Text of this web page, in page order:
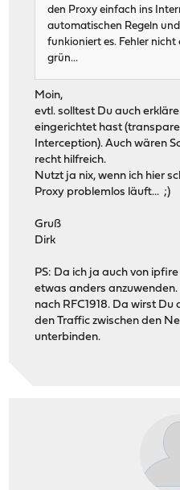
den Proxy einfach ins
automatischen Regeln
funkioniert es. Fehler nicht
grün...
Moin,
evtl. solltest Du auch
eingerichtet hast
Interception). Auch wären
recht hilfreich.
Nutzt ja nix, wenn ich hier
Proxy problemlos läuft... ;)
Gruß
Dirk
PS: Da ich ja auch von
etwas anders anzuwenden.
nach RFC1918. Da wirst
den Traffic zwischen den
unterbinden.